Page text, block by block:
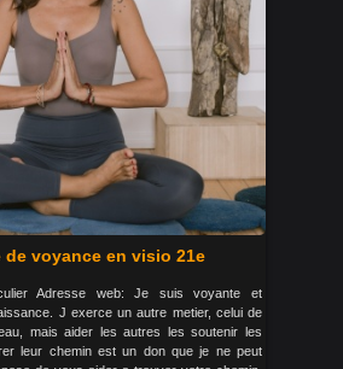
de voyance en visio 21e
Adresse web: Je suis voyante et
J exerce un autre metier, celui de
mais aider les autres les soutenir les
leur chemin est un don que je ne peut